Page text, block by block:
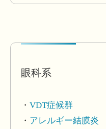
眼科系
VDT症候群
アレルギー結膜炎